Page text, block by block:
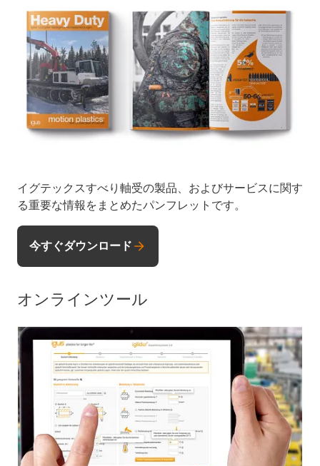
イグテックスすべり軸受の製品、およびサービスに関す
る重要な情報をまとめたパンフレットです。
今すぐダウンロード
オンラインツール